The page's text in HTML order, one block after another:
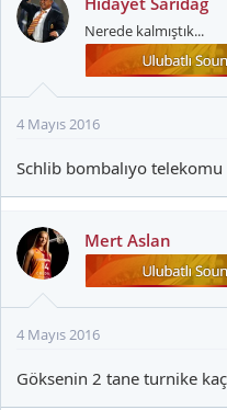
Nerede kalmıştık...
4 Mayıs 2016
Schlib bombalıyo telekomu
Mert Aslan
4 Mayıs 2016
Göksenin 2 tane turnike